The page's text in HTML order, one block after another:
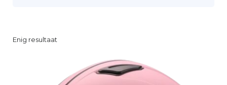
Enig resultaat